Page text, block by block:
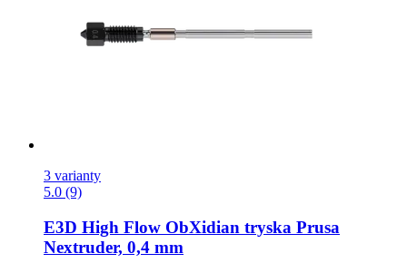
3 varianty
5.0 (9)
E3D High Flow ObXidian tryska Prusa
Nextruder, 0,4 mm